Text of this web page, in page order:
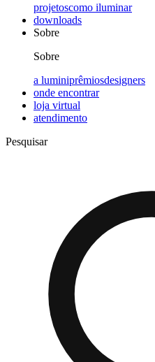
projetoscomo iluminar
downloads
Sobre
Sobre
a luminiprêmiosdesigners
onde encontrar
loja virtual
atendimento
Pesquisar